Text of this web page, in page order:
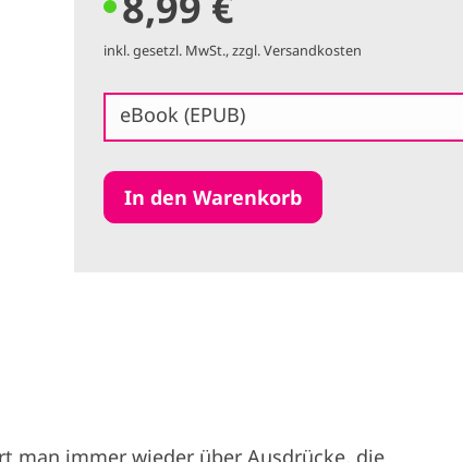
inkl. gesetzl. MwSt., zzgl. Versandkosten
eBook (EPUB)
man immer wieder über Ausdrücke, die